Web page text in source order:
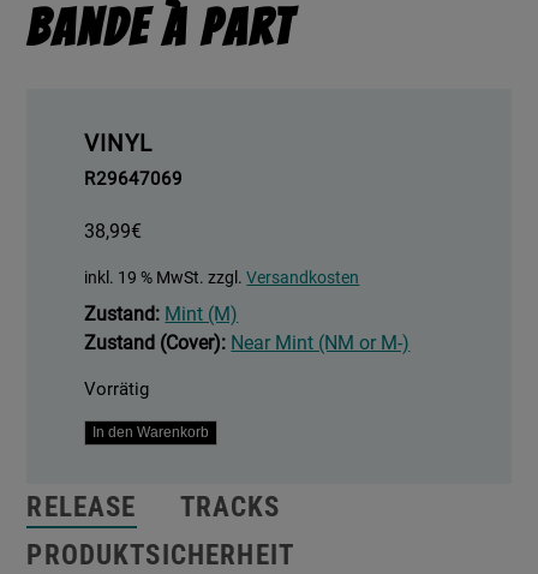
Bande À Part
VINYL
R29647069
38,99€
inkl. 19 % MwSt. zzgl.Versandkosten
Zustand: Mint (M)
Zustand (Cover): Near Mint (NM or M-)
Vorrätig
Bande
Menge
In den Warenkorb
RELEASE
TRACKS
PRODUKTSICHERHEIT